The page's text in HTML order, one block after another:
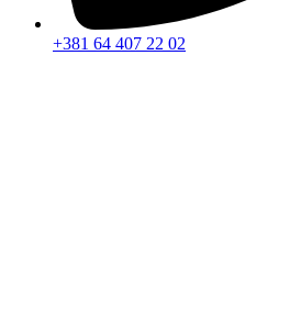
+381 64 407 22 02